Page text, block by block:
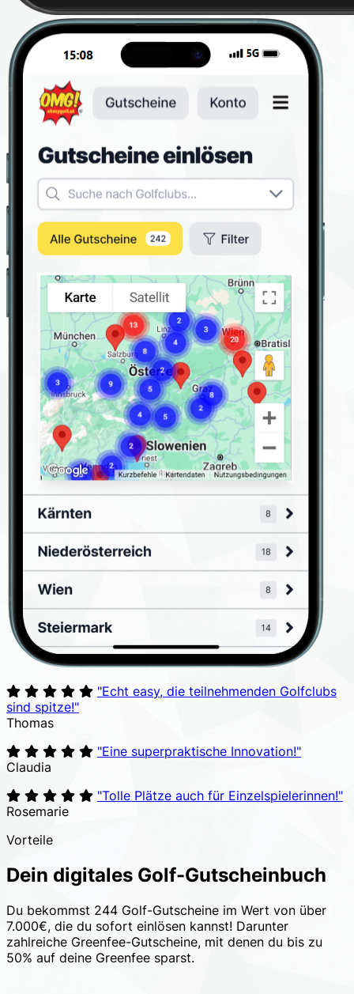
"Echt easy, die teilnehmenden Golfclubs
sind spitze!"
Thomas
"Eine superpraktische Innovation!"
Claudia
"Tolle Plätze auch für Einzelspielerinnen!"
Rosemarie
Vorteile
Dein digitales Golf-Gutscheinbuch
Du bekommst 244 Golf-Gutscheine im Wert von über
7.000€, die du sofort einlösen kannst! Darunter
zahlreiche Greenfee-Gutscheine, mit denen du bis zu
50% auf deine Greenfee sparst.